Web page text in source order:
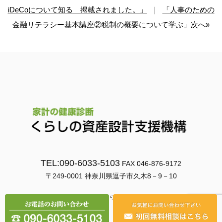
iDeCoについて知る 掲載されました。」
｜
「人事のための
金融リテラシー基本講座②税制の概要について学ぶ」次へ»
TEL:090-6033-5103 FAX 046-876-9172
〒249-0001 神奈川県逗子市久木8－9－10
一般社団法人くらしの資産設計支援機構